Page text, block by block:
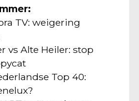
TV: weigering
vs Alte Heiler: stop
Top 40: